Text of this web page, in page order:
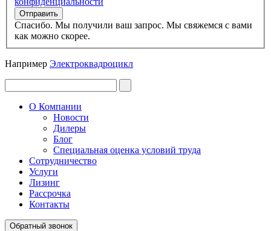
Спасибо. Мы получили ваш запрос. Мы свяжемся с вами
как можно скорее.
Например Электроквадроцикл
О Компании
Новости
Дилеры
Блог
Специальная оценка условий труда
Сотрудничество
Услуги
Лизинг
Рассрочка
Контакты
Обратный звонок